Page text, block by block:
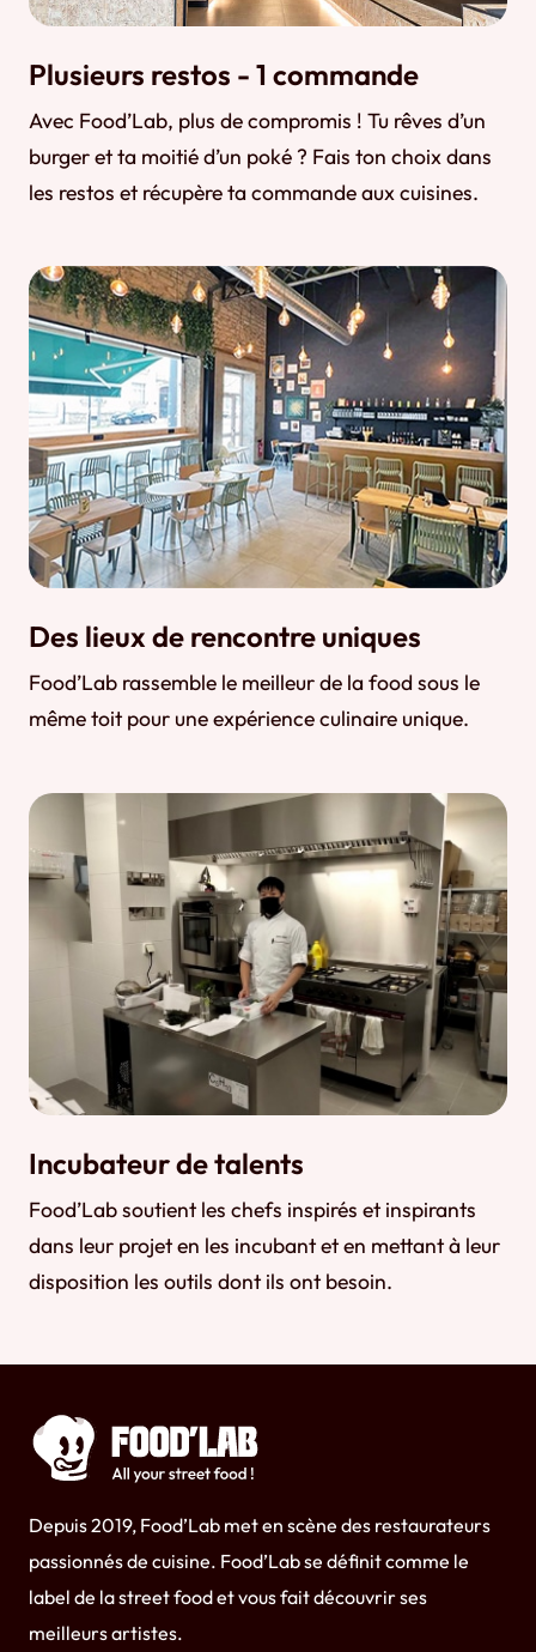
Plusieurs restos - 1 commande
Avec Food’Lab, plus de compromis ! Tu rêves d’un
burger et ta moitié d’un poké ? Fais ton choix dans
les restos et récupère ta commande aux cuisines.
Des lieux de rencontre uniques
Food’Lab rassemble le meilleur de la food sous le
même toit pour une expérience culinaire unique.
Incubateur de talents
Food’Lab soutient les chefs inspirés et inspirants
dans leur projet en les incubant et en mettant à leur
disposition les outils dont ils ont besoin.
Depuis 2019, Food’Lab met en scène des restaurateurs
passionnés de cuisine. Food’Lab se définit comme le
label de la street food et vous fait découvrir ses
meilleurs artistes.